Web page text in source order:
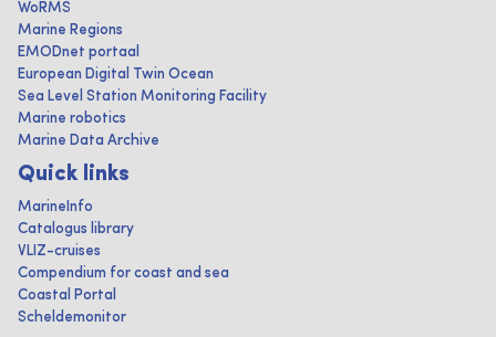
WoRMS
Marine Regions
EMODnet portaal
European Digital Twin Ocean
Sea Level Station Monitoring Facility
Marine robotics
Marine Data Archive
Quick links
MarineInfo
Catalogus library
VLIZ-cruises
Compendium for coast and sea
Coastal Portal
Scheldemonitor